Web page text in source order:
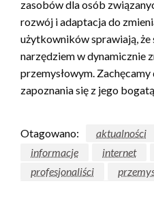
zasobów dla osób
rozwój i adaptacja do
użytkowników sprawiają, że
narzędziem w dynamicznie
przemysłowym.
zapoznania się z jego
Otagowano: aktualności
informacje
internet
profesjonaliści